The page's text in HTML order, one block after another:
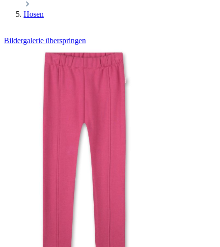
Hosen
Bildergalerie überspringen